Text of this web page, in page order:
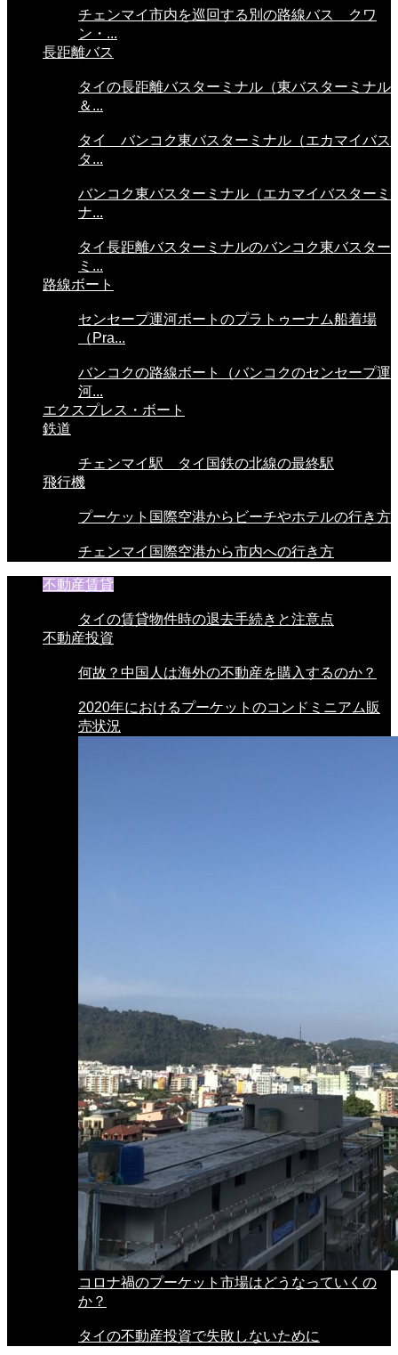
チェンマイ市内を巡回する別の路線バス クワ
ン・...
長距離バス
タイの長距離バスターミナル（東バスターミナル
＆...
タイ バンコク東バスターミナル（エカマイバス
タ...
バンコク東バスターミナル（エカマイバスターミ
ナ...
タイ長距離バスターミナルのバンコク東バスター
ミ...
路線ボート
センセープ運河ボートのプラトゥーナム船着場
（Pra...
バンコクの路線ボート（バンコクのセンセープ運
河...
エクスプレス・ボート
鉄道
チェンマイ駅 タイ国鉄の北線の最終駅
飛行機
プーケット国際空港からビーチやホテルの行き方
チェンマイ国際空港から市内への行き方
不動産賃貸
タイの賃貸物件時の退去手続きと注意点
不動産投資
何故？中国人は海外の不動産を購入するのか？
2020年におけるプーケットのコンドミニアム販
売状況
コロナ禍のプーケット市場はどうなっていくの
か？
タイの不動産投資で失敗しないために